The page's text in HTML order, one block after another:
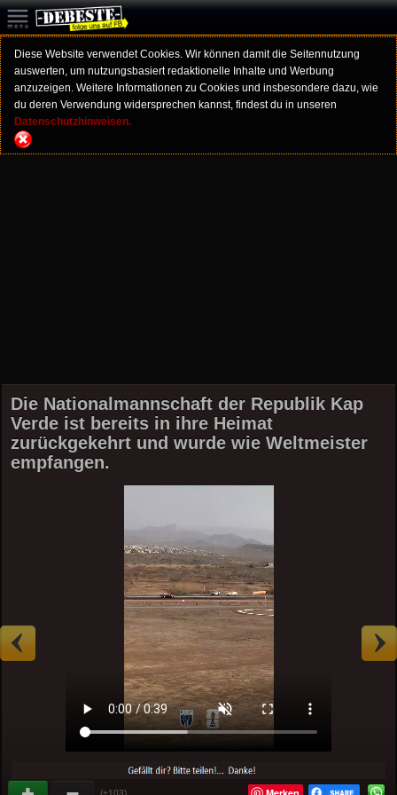
Diese Website verwendet Cookies. Wir können damit die Seitennutzung
auswerten, um nutzungsbasiert redaktionelle Inhalte und Werbung
anzuzeigen. Weitere Informationen zu Cookies und insbesondere dazu, wie
du deren Verwendung widersprechen kannst, findest du in unseren
Datenschutzhinweisen.
Die Nationalmannschaft der Republik Kap
Verde ist bereits in ihre Heimat
zurückgekehrt und wurde wie Weltmeister
empfangen.
(+103)